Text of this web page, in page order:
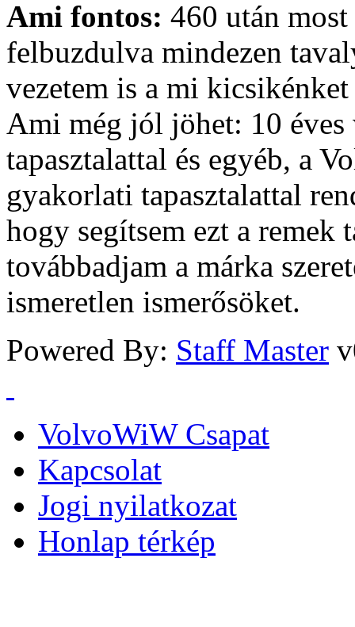
Ami fontos: 460 után
felbuzdulva mindezen
vezetem is a mi
Ami még jól jöhet: 10 éves
tapasztalattal és egyéb, a
gyakorlati tapasztalattal
hogy segítsem ezt a remek
továbbadjam a márka
ismeretlen ismerősöket.
Powered By: Staff Master
VolvoWiW Csapat
Kapcsolat
Jogi nyilatkozat
Honlap térkép